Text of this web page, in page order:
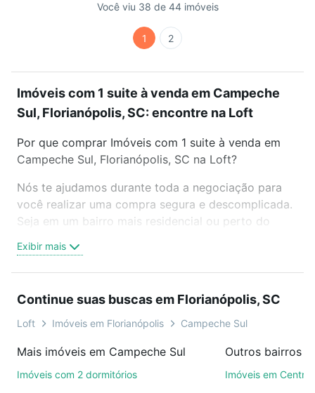
Você viu 38 de 44 imóveis
1 2
Imóveis com 1 suite à venda em Campeche
Sul, Florianópolis, SC: encontre na Loft
Por que comprar Imóveis com 1 suite à venda em
Campeche Sul, Florianópolis, SC na Loft?
Nós te ajudamos durante toda a negociação para
você realizar uma compra segura e descomplicada.
Seja em um bairro mais residencial ou perto do
oferta ideal de Imóveis com 1 suite à venda em
Campeche Sul, Florianópolis, SC para conquistar
videochamada, é grátis, sem compromisso e você
ainda conta com mais de 46 mil corretores e
de imóveis.
Exibir mais
Continue suas buscas em Florianópolis, SC
Loft Imóveis em Florianópolis Campeche Sul
Mais imóveis em Campeche Sul
Imóveis com 2 dormitórios
Imóveis em Centro